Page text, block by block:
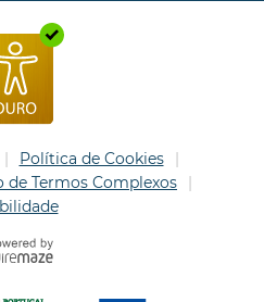
Política de Cookies
de Termos Complexos